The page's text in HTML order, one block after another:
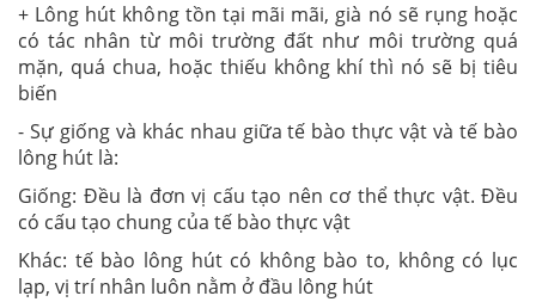
+ Lông hút không tồn tại mãi mãi, già nó sẽ rụng hoặc
có tác nhân từ môi trường đất như môi trường quá
mặn, quá chua, hoặc thiếu không khí thì nó sẽ bị tiêu
biến
- Sự giống và khác nhau giữa tế bào thực vật và tế bào
lông hút là:
Giống: Đều là đơn vị cấu tạo nên cơ thể thực vật. Đều
có cấu tạo chung của tế bào thực vật
Khác: tế bào lông hút có không bào to, không có lục
lạp, vị trí nhân luôn nằm ở đầu lông hút